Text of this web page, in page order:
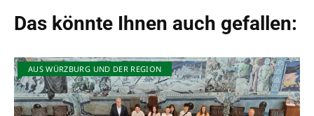
Das könnte Ihnen auch gefallen:
AUS WÜRZBURG UND DER REGION